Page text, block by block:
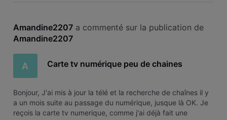
Amandine2207 a commenté sur la publication de
Amandine2207
A Carte tv numérique peu de chaines
Bonjour, J'ai mis à jour la télé et la recherche de chaînes il y
a un mois suite au passage du numérique, jusque là OK. Je
reçois la carte tv numerique, comme j'ai déjà fait une